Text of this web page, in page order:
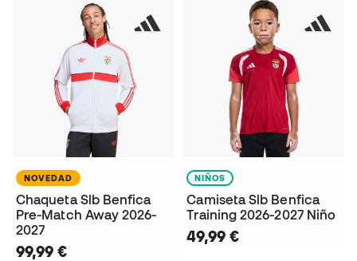
NOVEDAD
Chaqueta Slb Benfica
Pre-Match Away 2026-
2027
99,99 €
NIÑOS
Camiseta Slb Benfica
Training 2026-2027 Niño
49,99 €